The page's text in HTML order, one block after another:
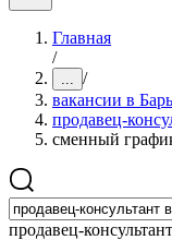
Главная
/
... /
вакансии в
продавец-
сменный
продавец-